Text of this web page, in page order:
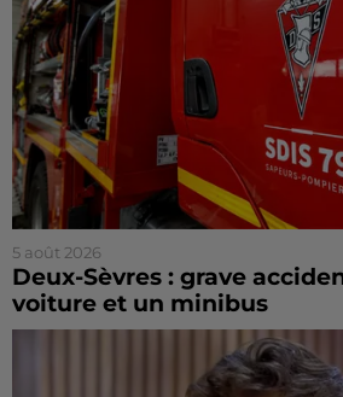
5 août 2026
Deux-Sèvres : grave
voiture et un minibus